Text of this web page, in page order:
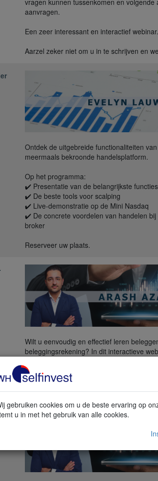
aanvragen.
Een zeer interessant en interactief webinar.
Aarzel zeker niet om u in te schrijven en
Ontdek de uitgebreide functionaliteiten
meermaals bekroonde handelsplatform.
Op het programma:
✔️ Presentatie van de belangrijkste
✔️ De beste tools voor scalping
✔️ Live-demonstratie op de Mini Nasdaq
✔️ De concrete voordelen van handelen
broker
Reserveer uw plaats.
Wilt u eenvoudig en effectief leren
beleggingsrekening? In dit interactieve
tonen de belangrijkste functies, leggen uit
bespreken waar beginnende beleggers
starters die met vertrouwen hun eerste
gebruiken cookies om u de beste ervaring op
u in met het gebruik van alle cookies.